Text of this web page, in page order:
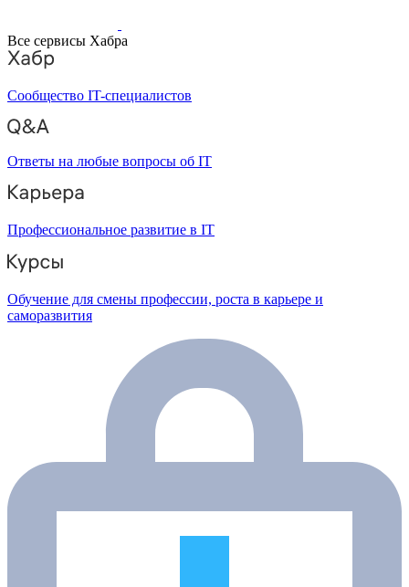
Все сервисы Хабра
Сообщество IT-специалистов
Ответы на любые вопросы об IT
Профессиональное развитие в IT
Обучение для смены профессии, роста в карьере и
саморазвития